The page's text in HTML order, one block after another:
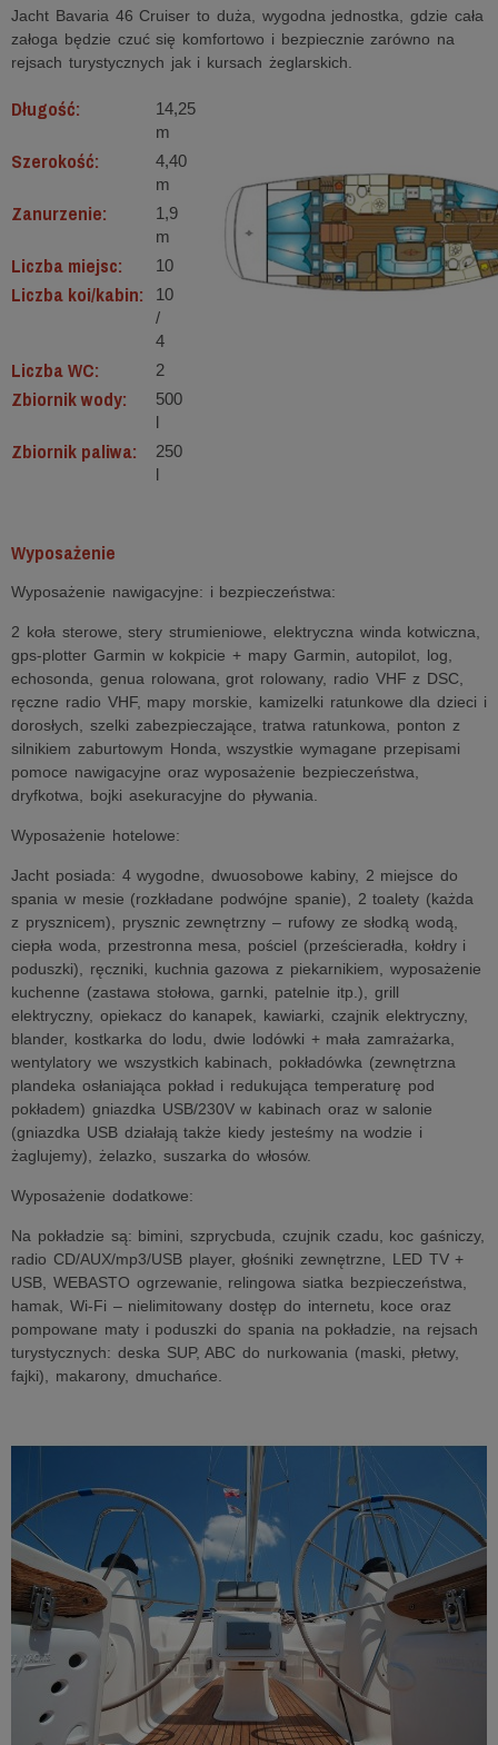
Jacht Bavaria 46 Cruiser to duża, wygodna jednostka, gdzie cała
załoga będzie czuć się komfortowo i bezpiecznie zarówno na
rejsach turystycznych jak i kursach żeglarskich.
Długość:
14,25
m
Szerokość:
4,40
m
Zanurzenie:
1,9
m
Liczba miejsc: 10
Liczba koi/kabin:
10
/
4
Liczba WC: 2
Zbiornik wody:
500
l
Zbiornik paliwa:
250
l
Wyposażenie
Wyposażenie nawigacyjne: i bezpieczeństwa:
2 koła sterowe, stery strumieniowe, elektryczna winda kotwiczna,
gps-plotter Garmin w kokpicie + mapy Garmin, autopilot, log,
echosonda, genua rolowana, grot rolowany, radio VHF z DSC,
ręczne radio VHF, mapy morskie, kamizelki ratunkowe dla dzieci i
dorosłych, szelki zabezpieczające, tratwa ratunkowa, ponton z
silnikiem zaburtowym Honda, wszystkie wymagane przepisami
pomoce nawigacyjne oraz wyposażenie bezpieczeństwa,
dryfkotwa, bojki asekuracyjne do pływania.
Wyposażenie hotelowe:
Jacht posiada: 4 wygodne, dwuosobowe kabiny, 2 miejsce do
spania w mesie (rozkładane podwójne spanie), 2 toalety (każda
z prysznicem), prysznic zewnętrzny – rufowy ze słodką wodą,
ciepła woda, przestronna mesa, pościel (prześcieradła, kołdry i
poduszki), ręczniki, kuchnia gazowa z piekarnikiem, wyposażenie
kuchenne (zastawa stołowa, garnki, patelnie itp.), grill
elektryczny, opiekacz do kanapek, kawiarki, czajnik elektryczny,
blander, kostkarka do lodu, dwie lodówki + mała zamrażarka,
wentylatory we wszystkich kabinach, pokładówka (zewnętrzna
plandeka osłaniająca pokład i redukująca temperaturę pod
pokładem) gniazdka USB/230V w kabinach oraz w salonie
(gniazdka USB działają także kiedy jesteśmy na wodzie i
żaglujemy), żelazko, suszarka do włosów.
Wyposażenie dodatkowe:
Na pokładzie są: bimini, szprycbuda, czujnik czadu, koc gaśniczy,
radio CD/AUX/mp3/USB player, głośniki zewnętrzne, LED TV +
USB, WEBASTO ogrzewanie, relingowa siatka bezpieczeństwa,
hamak, Wi-Fi – nielimitowany dostęp do internetu, koce oraz
pompowane maty i poduszki do spania na pokładzie, na rejsach
turystycznych: deska SUP, ABC do nurkowania (maski, płetwy,
fajki), makarony, dmuchańce.